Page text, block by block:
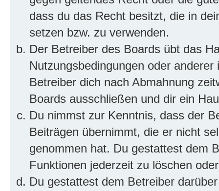
dass du das Recht besitzt, die in
setzen bzw. zu verwenden.
Der Betreiber des Boards übt das
Nutzungsbedingungen oder
Betreiber dich nach Abmahnung
Boards ausschließen und dir ein
Du nimmst zur Kenntnis, dass der
Beiträgen übernimmt, die er nicht
genommen hat. Du gestattest dem
Funktionen jederzeit zu löschen
Du gestattest dem Betreiber